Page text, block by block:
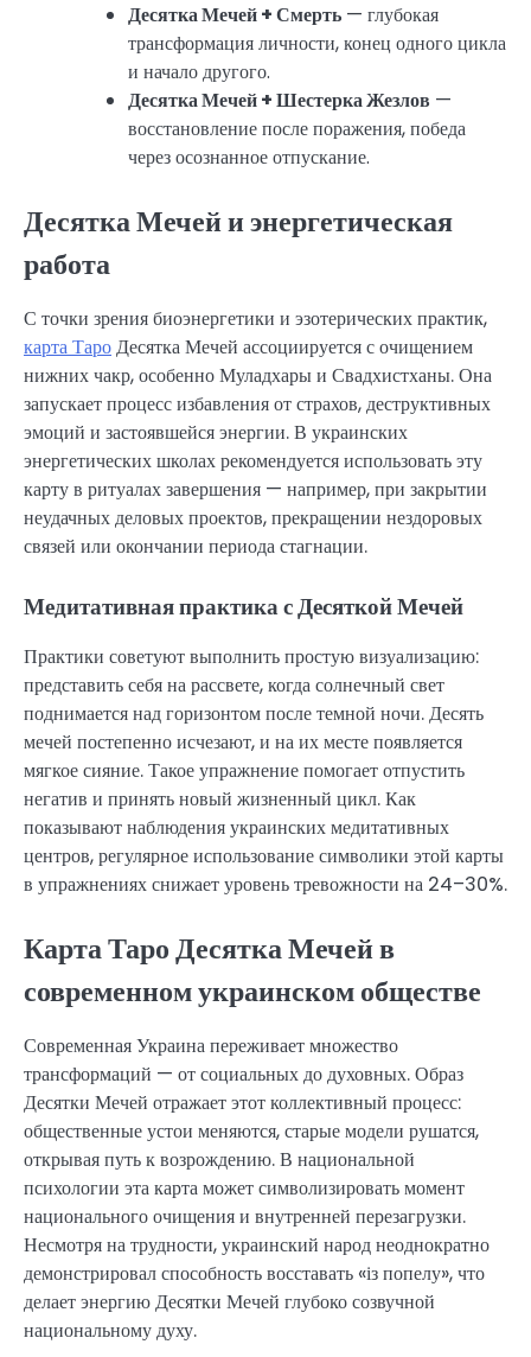
Десятка Мечей + Смерть — глубокая
трансформация личности, конец одного цикла
и начало другого.
Десятка Мечей + Шестерка Жезлов —
восстановление после поражения, победа
через осознанное отпускание.
Десятка Мечей и энергетическая
работа
С точки зрения биоэнергетики и эзотерических практик,
карта ТароДесятка Мечей ассоциируется с очищением
нижних чакр, особенно Муладхары и Свадхистханы. Она
запускает процесс избавления от страхов, деструктивных
эмоций и застоявшейся энергии. В украинских
энергетических школах рекомендуется использовать эту
карту в ритуалах завершения — например, при закрытии
неудачных деловых проектов, прекращении нездоровых
связей или окончании периода стагнации.
Медитативная практика с Десяткой Мечей
Практики советуют выполнить простую визуализацию:
представить себя на рассвете, когда солнечный свет
поднимается над горизонтом после темной ночи. Десять
мечей постепенно исчезают, и на их месте появляется
мягкое сияние. Такое упражнение помогает отпустить
негатив и принять новый жизненный цикл. Как
показывают наблюдения украинских медитативных
центров, регулярное использование символики этой карты
в упражнениях снижает уровень тревожности на 24–30%.
Карта Таро Десятка Мечей в
современном украинском обществе
Современная Украина переживает множество
трансформаций — от социальных до духовных. Образ
Десятки Мечей отражает этот коллективный процесс:
общественные устои меняются, старые модели рушатся,
открывая путь к возрождению. В национальной
психологии эта карта может символизировать момент
национального очищения и внутренней перезагрузки.
Несмотря на трудности, украинский народ неоднократно
демонстрировал способность восставать «із попелу», что
делает энергию Десятки Мечей глубоко созвучной
национальному духу.